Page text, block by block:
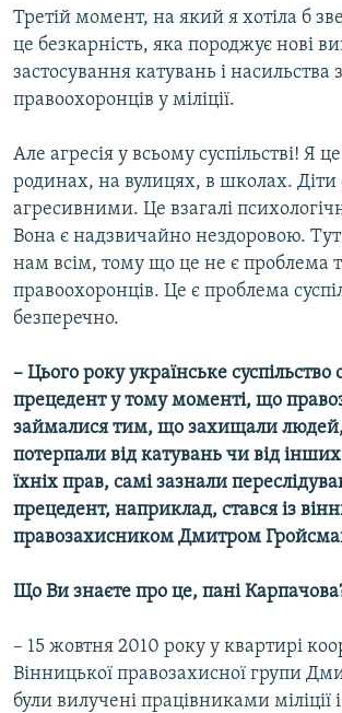
Третій момент, на який я хотіла б
це безкарність, яка породжує нові
застосування катувань і насильства
правоохоронців у міліції.
Але агресія у всьому суспільстві! Я
родинах, на вулицях, в школах. Діти
агресивними. Це взагалі
Вона є надзвичайно нездоровою.
нам всім, тому що це не є проблема
правоохоронців. Це є проблема
безперечно.
– Цього року українське
прецедент у тому моменті, що
займалися тим, що захищали людей,
потерпали від катувань чи від
їхніх прав, самі зазнали
прецедент, наприклад, стався із
правозахисником Дмитром
Що Ви знаєте про це, пані
– 15 жовтня 2010 року у квартирі
Вінницької правозахисної групи
були вилучені працівниками міліції